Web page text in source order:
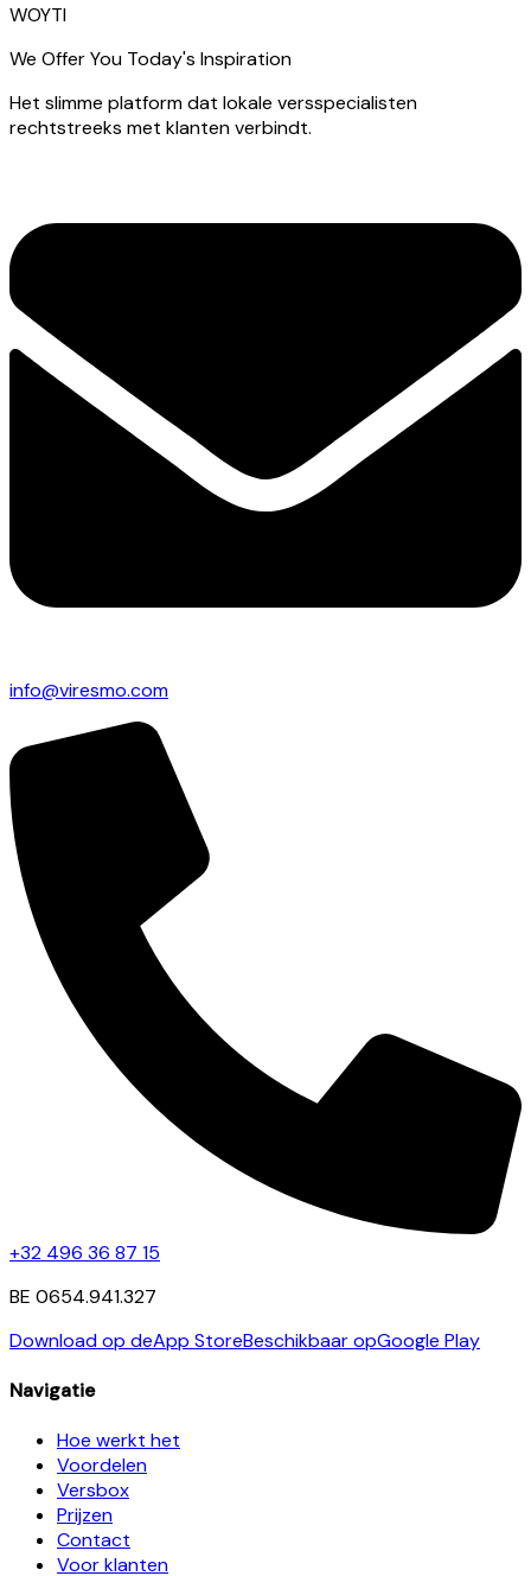
WOYTI
We Offer You Today's Inspiration
Het slimme platform dat lokale versspecialisten
rechtstreeks met klanten verbindt.
info@viresmo.com
+32 496 36 87 15
BE 0654.941.327
Download op deApp StoreBeschikbaar opGoogle Play
Navigatie
Hoe werkt het
Voordelen
Versbox
Prijzen
Contact
Voor klanten